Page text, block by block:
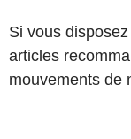
Si vous
articles
mouvements de